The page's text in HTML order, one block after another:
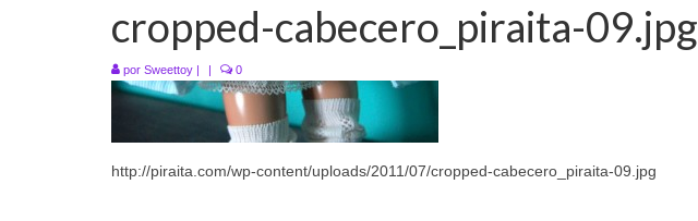
cropped-cabecero_piraita-09.jpg
por Sweettoy | | 0
http://piraita.com/wp-content/uploads/2011/07/cropped-cabecero_piraita-09.jpg